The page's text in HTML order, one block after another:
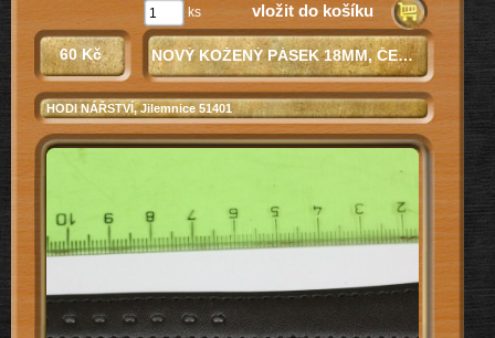
60 Kč NOVÝ KOŽENÝ PÁSEK 18MM, ČERNÝ
ks vložit do košíku